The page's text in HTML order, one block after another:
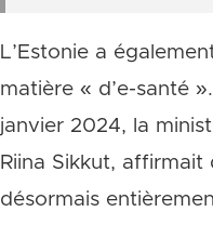
L’Estonie a
matière « d’e-santé
janvier 2024, la
Riina Sikkut,
désormais